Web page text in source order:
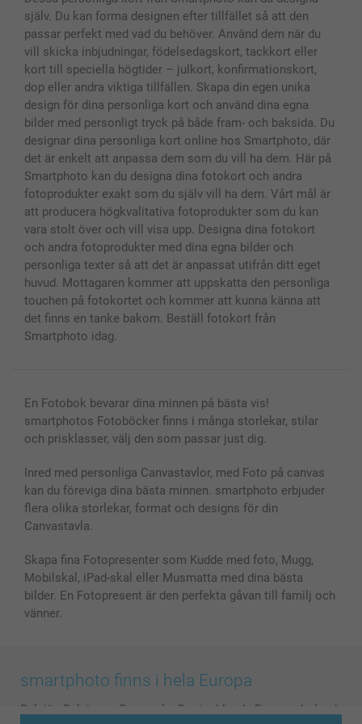
Fotoalmanackor & Fotoagenda
Fotoramar & Tillbehör
Presentkort
Alla fotoprodukter
Investor Relations
Status på beställningar
själv. Du kan forma designen efter tillfället så att den
passar perfekt med vad du behöver. Använd dem när du
vill skicka inbjudningar, födelsedagskort, tackkort eller
kort till speciella högtider – julkort, konfirmationskort,
dop eller andra viktiga tillfällen. Skapa din egen unika
design för dina personliga kort och använd dina egna
bilder med personligt tryck på både fram- och baksida. Du
designar dina personliga kort online hos Smartphoto, där
det är enkelt att anpassa dem som du vill ha dem. Här på
Smartphoto kan du designa dina fotokort och andra
fotoprodukter exakt som du själv vill ha dem. Vårt mål är
att producera högkvalitativa fotoprodukter som du kan
vara stolt över och vill visa upp. Designa dina fotokort
och andra fotoprodukter med dina egna bilder och
personliga texter så att det är anpassat utifrån ditt eget
huvud. Mottagaren kommer att uppskatta den personliga
touchen på fotokortet och kommer att kunna känna att
det finns en tanke bakom. Beställ fotokort från
Smartphoto idag.
En Fotobok bevarar dina minnen på bästa vis!
smartphotos Fotoböcker finns i många storlekar, stilar
och prisklasser, välj den som passar just dig.
Inred med personliga Canvastavlor, med Foto på canvas
kan du föreviga dina bästa minnen. smartphoto erbjuder
flera olika storlekar, format och designs för din
Canvastavla.
Skapa fina Fotopresenter som Kudde med foto, Mugg,
Mobilskal, iPad-skal eller Musmatta med dina bästa
bilder. En Fotopresent är den perfekta gåvan till familj och
vänner.
smartphoto finns i hela Europa
België Belgique Danmark Deutschland France
Ireland